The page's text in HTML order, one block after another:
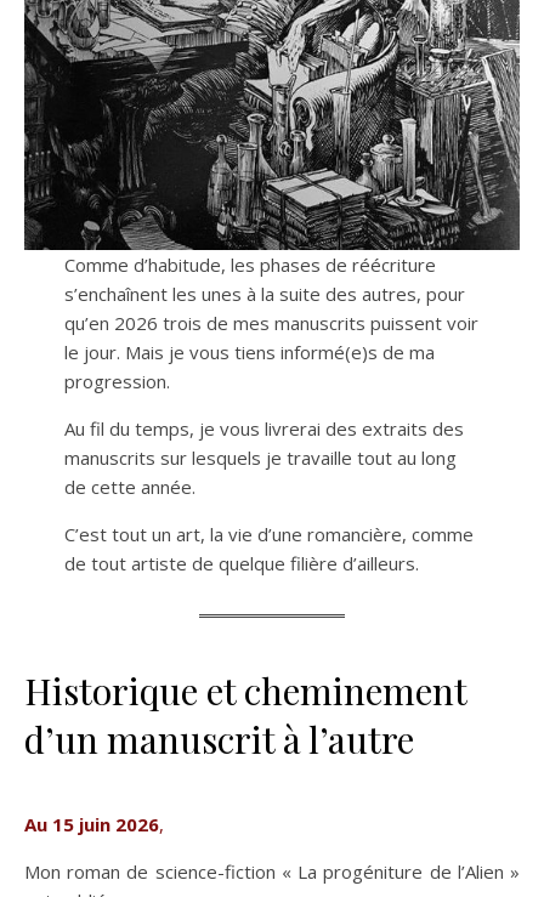
Comme d’habitude, les phases de réécriture
s’enchaînent les unes à la suite des autres, pour
qu’en 2026 trois de mes manuscrits puissent voir
le jour. Mais je vous tiens informé(e)s de ma
progression.
Au fil du temps, je vous livrerai des extraits des
manuscrits sur lesquels je travaille tout au long
de cette année.
C’est tout un art, la vie d’une romancière, comme
de tout artiste de quelque filière d’ailleurs.
Historique et cheminement
d’un manuscrit à l’autre
Au 15 juin 2026,
Mon roman de science-fiction « La progéniture de l’Alien »